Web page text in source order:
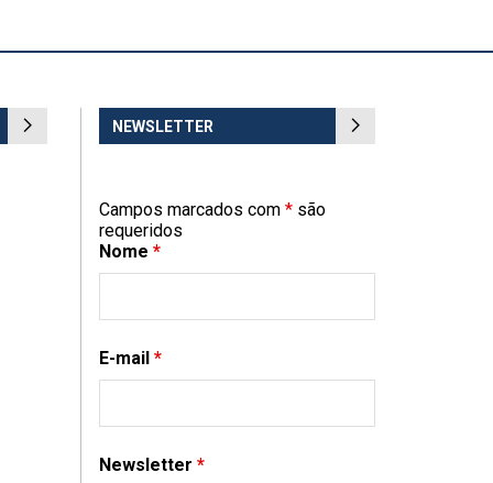
NEWSLETTER
Campos marcados com *são
requeridos
Nome *
E-mail *
Newsletter *